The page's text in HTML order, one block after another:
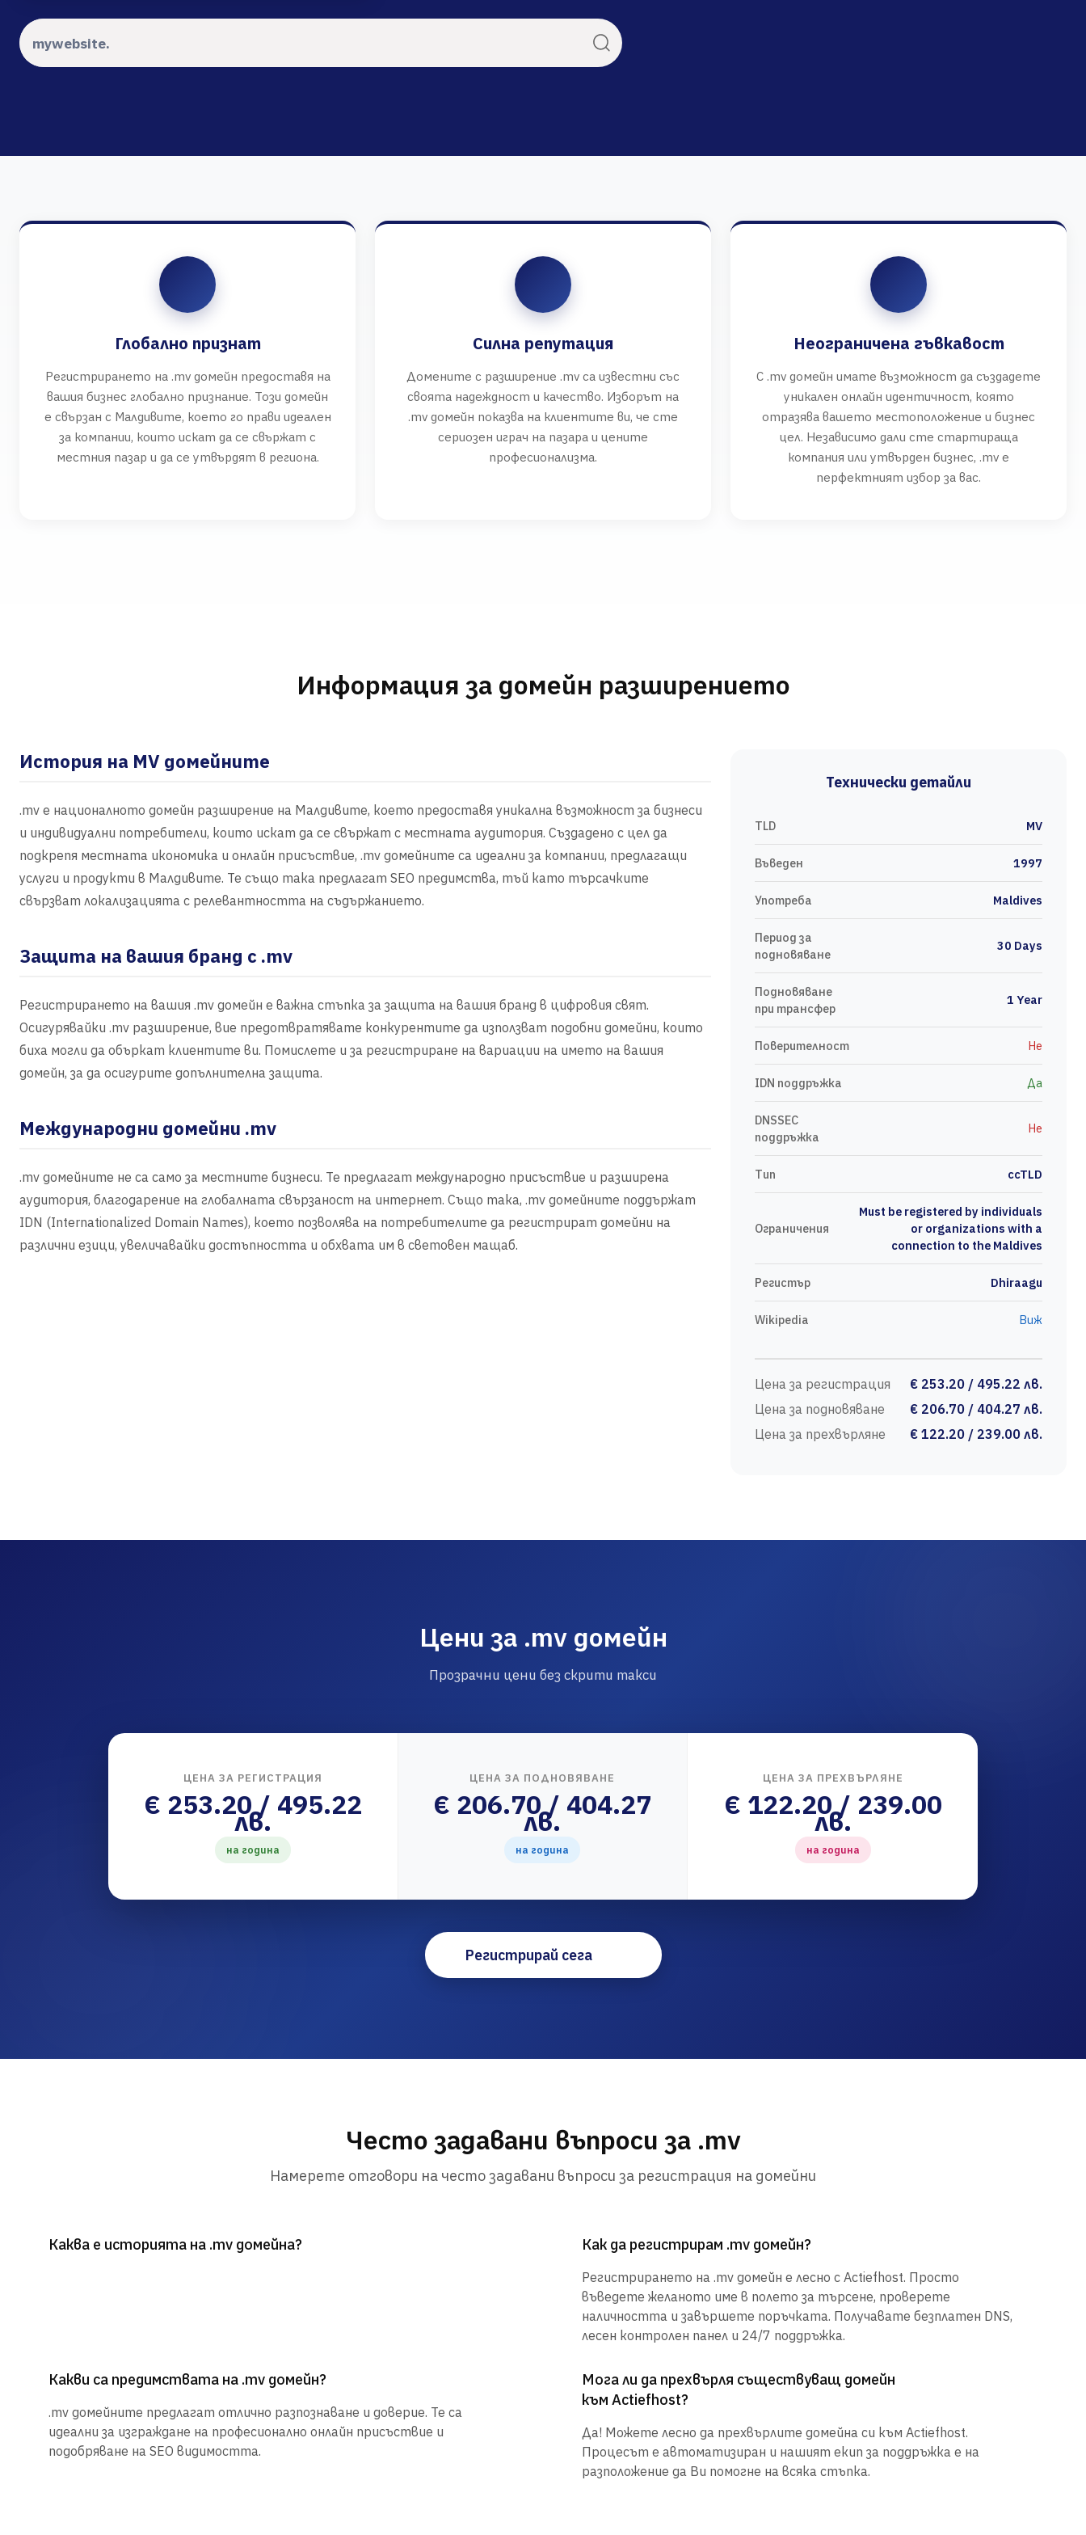
Глобално признат
Регистрирането на .mv домейн предоставя на
вашия бизнес глобално признание. Този домейн
е свързан с Малдивите, което го прави идеален
за компании, които искат да се свържат с
местния пазар и да се утвърдят в региона.
Силна репутация
Домените с разширение .mv са известни със
своята надеждност и качество. Изборът на
.mv домейн показва на клиентите ви, че сте
сериозен играч на пазара и цените
професионализма.
Неограничена гъвкавост
С .mv домейн имате възможност да създадете
уникален онлайн идентичност, която
отразява вашето местоположение и бизнес
цел. Независимо дали сте стартираща
компания или утвърден бизнес, .mv е
перфектният избор за вас.
Информация за домейн разширението
История на MV домейните
.mv е националното домейн разширение на Малдивите, което предоставя уникална възможност за бизнеси
и индивидуални потребители, които искат да се свържат с местната аудитория. Създадено с цел да
подкрепя местната икономика и онлайн присъствие, .mv домейните са идеални за компании, предлагащи
услуги и продукти в Малдивите. Те също така предлагат SEO предимства, тъй като търсачките
свързват локализацията с релевантността на съдържанието.
Защита на вашия бранд с .mv
Регистрирането на вашия .mv домейн е важна стъпка за защита на вашия бранд в цифровия свят.
Осигурявайки .mv разширение, вие предотвратявате конкурентите да използват подобни домейни, които
биха могли да объркат клиентите ви. Помислете и за регистриране на вариации на името на вашия
домейн, за да осигурите допълнителна защита.
Международни домейни .mv
.mv домейните не са само за местните бизнеси. Те предлагат международно присъствие и разширена
аудитория, благодарение на глобалната свързаност на интернет. Също така, .mv домейните поддържат
IDN (Internationalized Domain Names), което позволява на потребителите да регистрират домейни на
различни езици, увеличавайки достъпността и обхвата им в световен мащаб.
Технически детайли
TLD MV
Въведен 1997
Употреба Maldives
Период за
подновяване
30 Days
Подновяване
при трансфер
1 Year
Поверителност Не
IDN поддръжка Да
DNSSEC
поддръжка
Не
Тип ccTLD
Ограничения
Must be registered by individuals
or organizations with a
connection to the Maldives
Регистър Dhiraagu
Wikipedia Виж
Цена за регистрация
€ 253.20 / 495.22 лв.
Цена за подновяване
€ 206.70 / 404.27 лв.
Цена за прехвърляне
€ 122.20 / 239.00 лв.
Цени за .mv домейн
Прозрачни цени без скрити такси
ЦЕНА ЗА РЕГИСТРАЦИЯ
€ 253.20 / 495.22
лв.
на година
ЦЕНА ЗА ПОДНОВЯВАНЕ
€ 206.70 / 404.27
лв.
на година
ЦЕНА ЗА ПРЕХВЪРЛЯНЕ
€ 122.20 / 239.00
лв.
на година
Регистрирай сега
Често задавани въпроси за .mv
Намерете отговори на често задавани въпроси за регистрация на домейни
Каква е историята на .mv домейна? Как да регистрирам .mv домейн?
Регистрирането на .mv домейн е лесно с Actiefhost. Просто
въведете желаното име в полето за търсене, проверете
наличността и завършете поръчката. Получавате безплатен DNS,
лесен контролен панел и 24/7 поддръжка.
Какви са предимствата на .mv домейн?
.mv домейните предлагат отлично разпознаване и доверие. Те са
идеални за изграждане на професионално онлайн присъствие и
подобряване на SEO видимостта.
Мога ли да прехвърля съществуващ домейн
към Actiefhost?
Да! Можете лесно да прехвърлите домейна си към Actiefhost.
Процесът е автоматизиран и нашият екип за поддръжка е на
разположение да Ви помогне на всяка стъпка.